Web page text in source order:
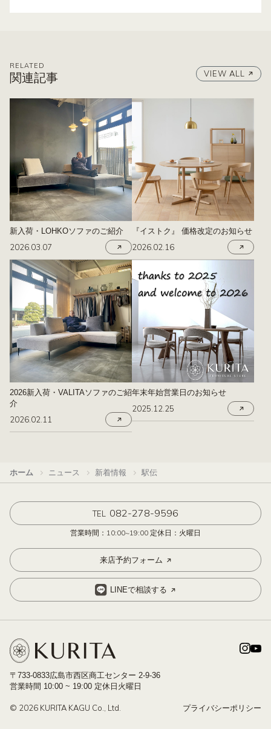
RELATED
関連記事 VIEW ALL
新入荷・LOHKOソファのご紹介
2026.03.07
『イストク』 価格改定のお知らせ
2026.02.16
2026新入荷・VALITAソファのご紹
介
2026.02.11
年末年始営業日のお知らせ
2025.12.25
ホーム ニュース 新着情報 駅伝
TEL 082-278-9596
営業時間：10:00~19:00 定休日：火曜日
来店予約フォーム
LINEで相談する
〒733-0833広島市西区商工センター 2-9-36
営業時間 10:00 ~ 19:00 定休日火曜日
プライバシーポリシー
© 2026 KURITA KAGU Co., Ltd.